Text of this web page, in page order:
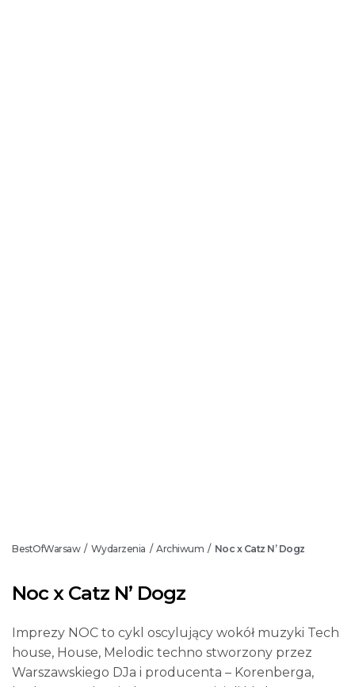
BestOfWarsaw / Wydarzenia / Archiwum / Noc x Catz N’ Dogz
Noc x Catz N’ Dogz
Imprezy NOC to cykl oscylujący wokół muzyki Tech
house, House, Melodic techno stworzony przez
Warszawskiego DJa i producenta – Korenberga,